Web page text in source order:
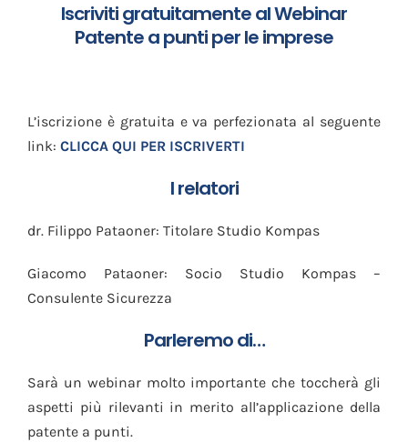
Iscriviti gratuitamente al Webinar
Patente a punti per le imprese
L’iscrizione è gratuita e va perfezionata al seguente
link: CLICCA QUI PER ISCRIVERTI
I relatori
dr. Filippo Pataoner: Titolare Studio Kompas
Giacomo Pataoner: Socio Studio Kompas –
Consulente Sicurezza
Parleremo di…
Sarà un webinar molto importante che toccherà gli
aspetti più rilevanti in merito all’applicazione della
patente a punti.